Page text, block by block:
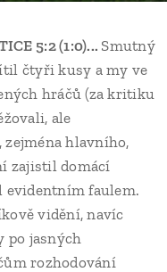
5:2 (1:0)... Smutný
čtyři kusy a my ve
hráčů (za kritiku
ale
hlavního,
zajistil domácí
evidentním faulem.
vidění, navíc
po jasných
rozhodování